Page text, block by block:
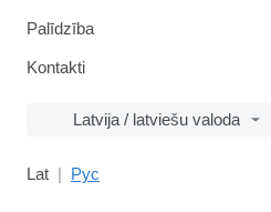
Palīdzība
Kontakti
Latvija / latviešu valoda
Lat Рус